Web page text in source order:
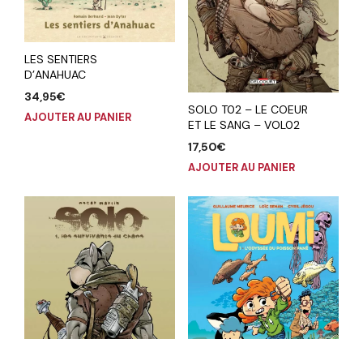
LES SENTIERS
D’ANAHUAC
34,95€
AJOUTER AU PANIER
SOLO T02 – LE COEUR
ET LE SANG – VOL02
17,50€
AJOUTER AU PANIER